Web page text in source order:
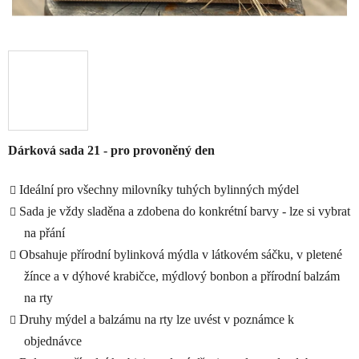
Dárková sada 21 - pro provoněný den
Ideální pro všechny milovníky tuhých bylinných mýdel
Sada je vždy sladěna a zdobena do konkrétní barvy - lze si vybrat
na přání
Obsahuje přírodní bylinková mýdla v látkovém sáčku, v pletené
žínce a v dýhové krabičce, mýdlový bonbon a přírodní balzám
na rty
Druhy mýdel a balzámu na rty lze uvést v poznámce k
objednávce